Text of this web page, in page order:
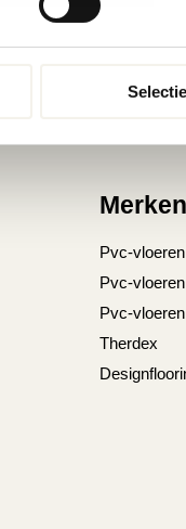
Merken
Pvc-
Pvc-
Pvc-
Therdex